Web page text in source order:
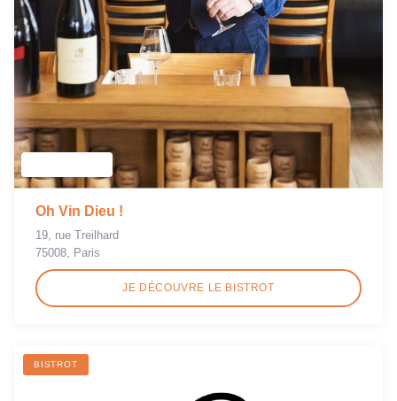
Oh Vin Dieu !
19, rue Treilhard
75008, Paris
JE DÉCOUVRE LE BISTROT
BISTROT